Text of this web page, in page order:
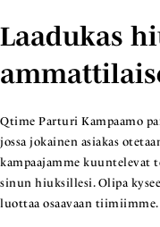
Laadukas
Qtime Parturi Kampaamo
jossa jokainen asiakas
kampaajamme kuuntelevat
sinun hiuksillesi. Olipa
luottaa osaavaan tiimiimme.